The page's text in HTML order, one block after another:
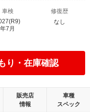
車検
年7月
修復歴
なし
り・在庫確認
販売店
情報
車種
スペック